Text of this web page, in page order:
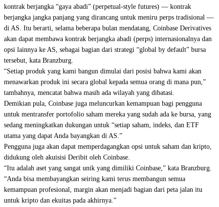
kontrak berjangka “gaya abadi” (perpetual-style futures) — kontrak
berjangka jangka panjang yang dirancang untuk meniru perps tradisional —
di AS. Itu berarti, selama beberapa bulan mendatang, Coinbase Derivatives
akan dapat membawa kontrak berjangka abadi (perps) internasionalnya dan
opsi lainnya ke AS, sebagai bagian dari strategi “global by default” bursa
tersebut, kata Branzburg.
“Setiap produk yang kami bangun dimulai dari posisi bahwa kami akan
menawarkan produk ini secara global kepada semua orang di mana pun,”
tambahnya, mencatat bahwa masih ada wilayah yang dibatasi.
Demikian pula, Coinbase juga meluncurkan kemampuan bagi pengguna
untuk mentransfer portofolio saham mereka yang sudah ada ke bursa, yang
sedang meningkatkan dukungan untuk “setiap saham, indeks, dan ETF
utama yang dapat Anda bayangkan di AS.”
Pengguna juga akan dapat memperdagangkan opsi untuk saham dan kripto,
didukung oleh akuisisi Deribit oleh Coinbase.
“Itu adalah aset yang sangat unik yang dimiliki Coinbase,” kata Branzburg.
“Anda bisa membayangkan seiring kami terus membangun semua
kemampuan profesional, margin akan menjadi bagian dari peta jalan itu
untuk kripto dan ekuitas pada akhirnya.”